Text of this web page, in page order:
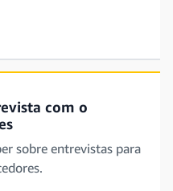
com o
sobre entrevistas para